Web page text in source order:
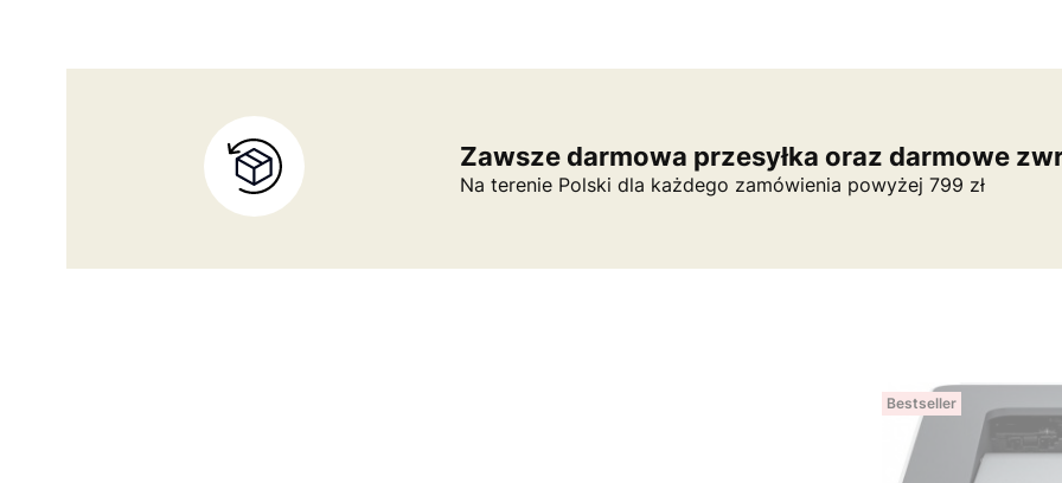
Zawsze darmowa przesyłka oraz darmowe
Na terenie Polski dla każdego zamówienia powyżej 799 zł
Bestseller